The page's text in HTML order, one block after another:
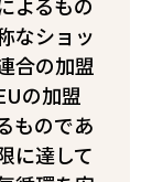
なショッ
合の加盟
の加盟
ものであ
に達して